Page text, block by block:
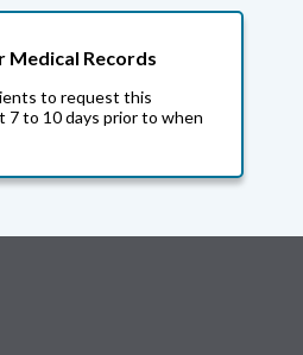
Medical Records
to request this
7 to 10 days prior to when